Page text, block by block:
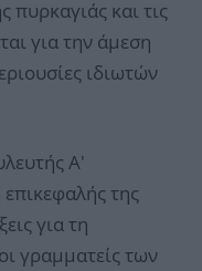
και τις
για την άμεση
ιδιωτών
Α'
της
για τη
γραμματείς των